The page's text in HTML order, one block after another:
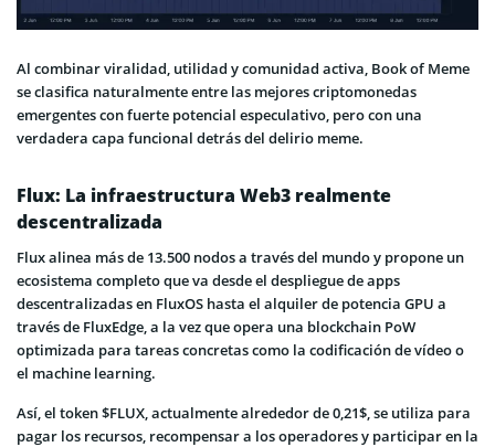
Al combinar viralidad, utilidad y comunidad activa, Book of Meme
se clasifica naturalmente entre las mejores criptomonedas
emergentes con fuerte potencial especulativo, pero con una
verdadera capa funcional detrás del delirio meme.
Flux: La infraestructura Web3 realmente
descentralizada
Flux alinea más de 13.500 nodos a través del mundo y propone un
ecosistema completo que va desde el despliegue de apps
descentralizadas en FluxOS hasta el alquiler de potencia GPU a
través de FluxEdge, a la vez que opera una blockchain PoW
optimizada para tareas concretas como la codificación de vídeo o
el machine learning.
Así, el token $FLUX, actualmente alrededor de 0,21$, se utiliza para
pagar los recursos, recompensar a los operadores y participar en la